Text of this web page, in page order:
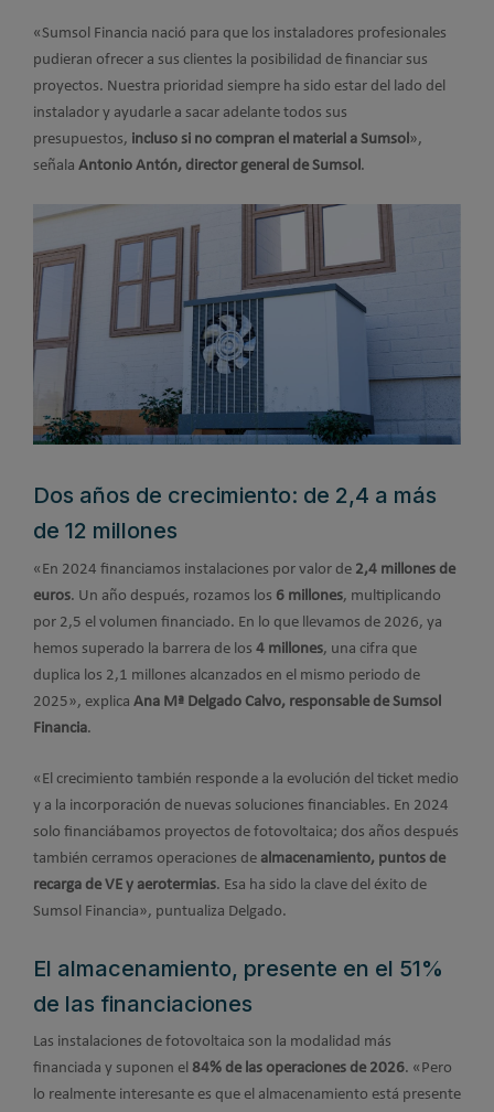
«Sumsol Financia nació para que los instaladores profesionales
pudieran ofrecer a sus clientes la posibilidad de financiar sus
proyectos. Nuestra prioridad siempre ha sido estar del lado del
instalador y ayudarle a sacar adelante todos sus
presupuestos, incluso si no compran el material a Sumsol »,
señala Antonio Antón, director general de Sumsol .
Dos años de crecimiento: de 2,4 a más
de 12 millones
«En 2024 financiamos instalaciones por valor de 2,4 millones de
euros. Un año después, rozamos los 6 millones, multiplicando
por 2,5 el volumen financiado. En lo que llevamos de 2026, ya
hemos superado la barrera de los 4 millones, una cifra que
duplica los 2,1 millones alcanzados en el mismo periodo de
2025», explica Ana Mª Delgado Calvo, responsable de Sumsol
Financia.
«El crecimiento también responde a la evolución del ticket medio
y a la incorporación de nuevas soluciones financiables. En 2024
solo financiábamos proyectos de fotovoltaica; dos años después
también cerramos operaciones de almacenamiento, puntos de
recarga de VE y aerotermias. Esa ha sido la clave del éxito de
Sumsol Financia», puntualiza Delgado.
El almacenamiento, presente en el 51%
de las financiaciones
Las instalaciones de fotovoltaica son la modalidad más
financiada y suponen el 84% de las operaciones de 2026. «Pero
lo realmente interesante es que el almacenamiento está presente